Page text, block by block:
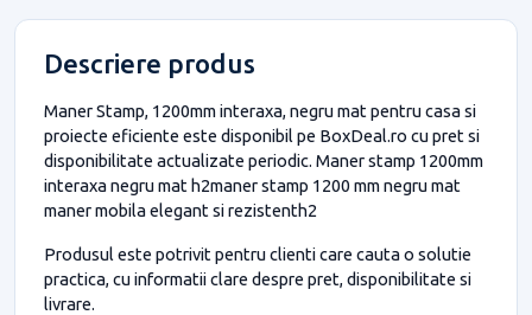
Descriere produs
Maner Stamp, 1200mm interaxa, negru mat pentru casa si
proiecte eficiente este disponibil pe BoxDeal.ro cu pret si
disponibilitate actualizate periodic. Maner stamp 1200mm
interaxa negru mat h2maner stamp 1200 mm negru mat
maner mobila elegant si rezistenth2
Produsul este potrivit pentru clienti care cauta o solutie
practica, cu informatii clare despre pret, disponibilitate si
livrare.